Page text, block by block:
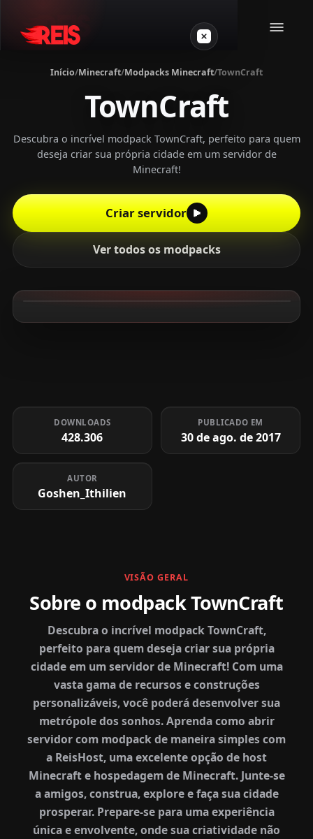
Minecraft
Outros jogos
Login
Início/Minecraft/Modpacks Minecraft/TownCraft
TownCraft
Descubra o incrível modpack TownCraft, perfeito para quem
deseja criar sua própria cidade em um servidor de
Minecraft!
Criar servidor
Ver todos os modpacks
DOWNLOADS
428.306
PUBLICADO EM
30 de ago. de 2017
AUTOR
Goshen_Ithilien
VISÃO GERAL
Sobre o modpack TownCraft
Descubra o incrível modpack TownCraft,
perfeito para quem deseja criar sua própria
cidade em um servidor de Minecraft! Com uma
vasta gama de recursos e construções
personalizáveis, você poderá desenvolver sua
metrópole dos sonhos. Aprenda como abrir
servidor com modpack de maneira simples com
a ReisHost, uma excelente opção de host
Minecraft e hospedagem de Minecraft. Junte-se
a amigos, construa, explore e faça sua cidade
prosperar. Prepare-se para uma experiência
única e envolvente, onde sua criatividade não